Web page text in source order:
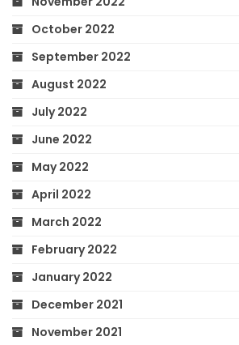
October 2022
September 2022
August 2022
July 2022
June 2022
May 2022
April 2022
March 2022
February 2022
January 2022
December 2021
November 2021